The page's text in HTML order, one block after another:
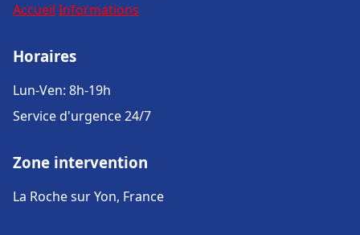
Accueil Informations
Horaires
Lun-Ven: 8h-19h
Service d'urgence 24/7
Zone intervention
La Roche sur Yon, France